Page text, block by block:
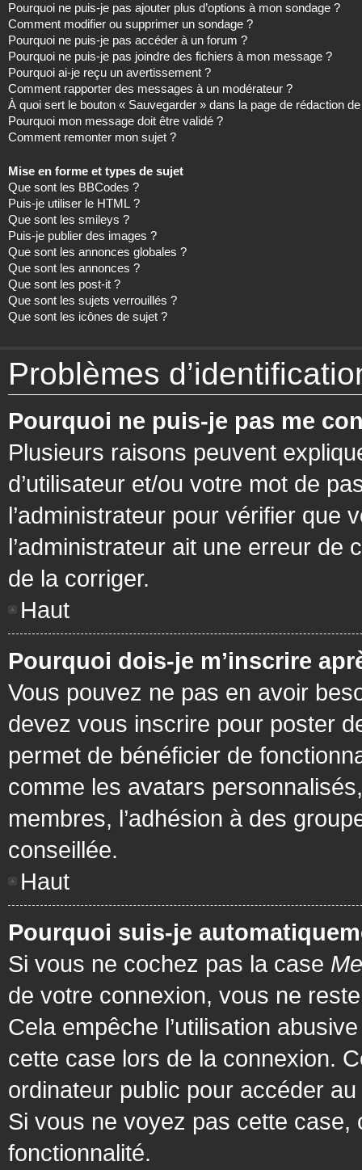
Pourquoi ne puis-je pas ajouter plus d’options à mon sondage ?
Comment modifier ou supprimer un sondage ?
Pourquoi ne puis-je pas accéder à un forum ?
Pourquoi ne puis-je pas joindre des fichiers à mon message ?
Pourquoi ai-je reçu un avertissement ?
Comment rapporter des messages à un modérateur ?
À quoi sert le bouton « Sauvegarder » dans la page de rédaction
Pourquoi mon message doit être validé ?
Comment remonter mon sujet ?
Mise en forme et types de sujet
Que sont les BBCodes ?
Puis-je utiliser le HTML ?
Que sont les smileys ?
Puis-je publier des images ?
Que sont les annonces globales ?
Que sont les annonces ?
Que sont les post-it ?
Que sont les sujets verrouillés ?
Que sont les icônes de sujet ?
Problèmes
Pourquoi ne puis-je pas me
Plusieurs raisons peuvent
d’utilisateur et/ou votre mot de
l’administrateur pour vérifier que
l’administrateur ait une erreur de
de la corriger.
Haut
Pourquoi dois-je m’inscrire
Vous pouvez ne pas en avoir
devez vous inscrire pour poster
permet de bénéficier de
comme les avatars
membres, l’adhésion à des
conseillée.
Haut
Pourquoi suis-je
Si vous ne cochez pas la case
de votre connexion, vous ne
Cela empêche l’utilisation
cette case lors de la connexion.
ordinateur public pour accéder
Si vous ne voyez pas cette case,
fonctionnalité.